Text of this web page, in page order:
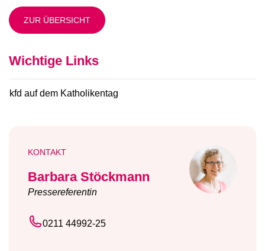
ZUR ÜBERSICHT
Wichtige Links
kfd auf dem Katholikentag
KONTAKT
Barbara Stöckmann
Pressereferentin
0211 44992-25